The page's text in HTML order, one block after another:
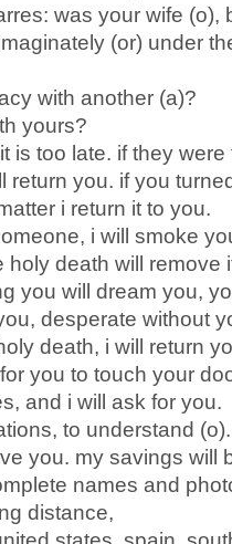
was your wife (o),
(or) under
with another (a)?
yours?
is too late. if they were
return you. if you
i return it to you.
i will smoke
death will remove
you will dream you,
desperate without
death, i will return
you to touch your
and i will ask for you.
to understand
you. my savings will
names and
distance,